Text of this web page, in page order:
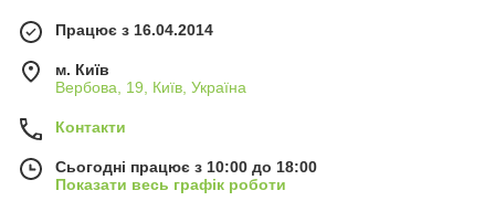
Працює з 16.04.2014
м. Київ
Вербова, 19, Київ, Україна
Контакти
Сьогодні працює з 10:00 до 18:00
Показати весь графік роботи